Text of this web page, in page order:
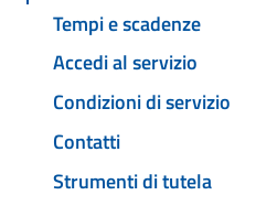
Tempi e scadenze
Accedi al servizio
Condizioni di servizio
Contatti
Strumenti di tutela